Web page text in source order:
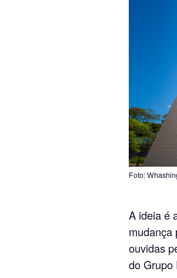
Foto:
A ideia é
mudança
ouvidas
do Grupo